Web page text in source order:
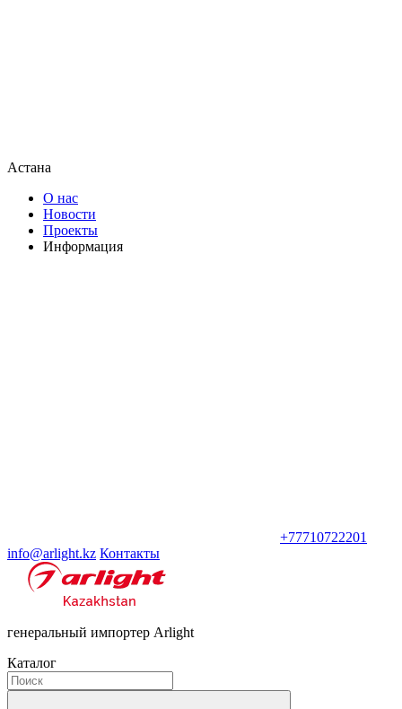
Астана
О нас
Новости
Проекты
Информация
+77710722201
info@arlight.kz Контакты
генеральный импортер Arlight
Каталог